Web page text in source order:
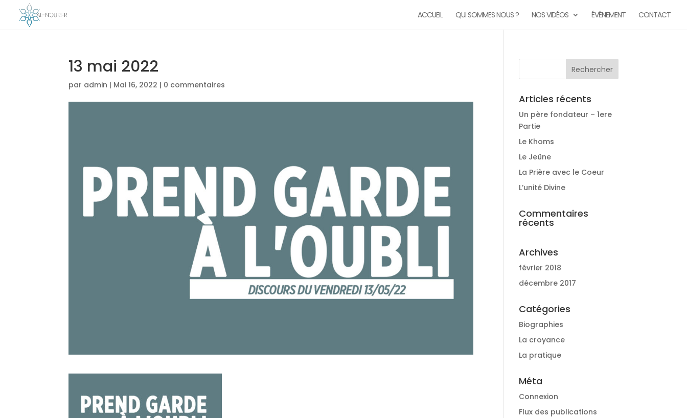
ACCUEIL QUI SOMMES NOUS ? NOS VIDÉOS ÉVÉNEMENT CONTACT
13 mai 2022
par admin | Mai 16, 2022 | 0 commentaires
Articles récents
Un père fondateur – 1ere
Partie
Le Khoms
Le Jeûne
La Prière avec le Coeur
L’unité Divine
Commentaires
récents
Archives
février 2018
décembre 2017
Catégories
Biographies
La croyance
La pratique
Méta
Connexion
Flux des publications